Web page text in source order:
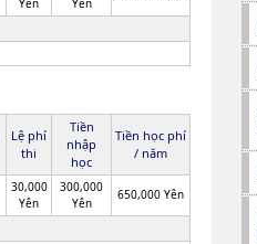
Yên
Yên
Lệ phí
thi
Tiền
nhập
học
Tiền học phí
/ năm
30,000
Yên
300,000
Yên
650,000 Yên